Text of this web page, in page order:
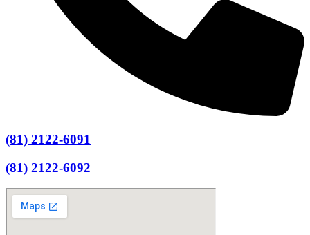
(81) 2122-6091
(81) 2122-6092